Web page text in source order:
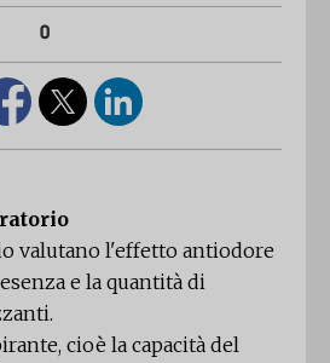
0
valutano l'effetto antiodore
e la quantità di
cioè la capacità del